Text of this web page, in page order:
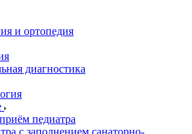
и ортопедия
диагностика
педиатра
с заполнением санаторно-